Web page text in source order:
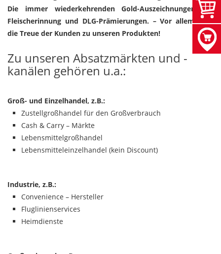
Die immer wiederkehrenden Gold-Auszeichnungen der
Fleischerinnung und DLG-Prämierungen. – Vor allem aber
die Treue der Kunden zu unseren Produkten!
Zu unseren Absatzmärkten und -
kanälen gehören u.a.:
Groß- und Einzelhandel, z.B.:
Zustellgroßhandel für den Großverbrauch
Cash & Carry – Märkte
Lebensmittelgroßhandel
Lebensmitteleinzelhandel (kein Discount)
Industrie, z.B.:
Convenience – Hersteller
Fluglinienservices
Heimdienste